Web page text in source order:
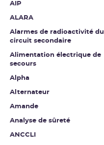
AIP
ALARA
Alarmes de radioactivité du
circuit secondaire
Alimentation électrique de
secours
Alpha
Alternateur
Amande
Analyse de sûreté
ANCCLI